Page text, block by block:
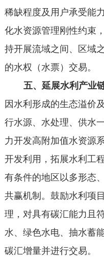
稀缺程度及用户承受能
化水资源管理刚性约束
持开展流域之间、区域
的水权（水票）交易。
五、延展水利产业链
因水利形成的生态溢价
行水源、水处理、供水
力开发高附加值水资源
开发利用，拓展水利工
有条件的地区以多形态
共赢机制。鼓励水利项
理，对具有碳汇能力且
水、绿色水电、抽水蓄
碳汇增量并进行交易。